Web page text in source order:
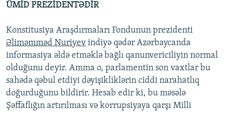
ÜMİD PREZİDENTƏDİR
Konstitusiya Araşdırmaları Fondunun prezidenti
Əliməmməd Nuriyev indiyə qədər Azərbaycanda
informasiya əldə etməklə bağlı qanunvericiliyin normal
olduğunu deyir. Amma o, parlamentin son vaxtlar bu
sahədə qəbul etdiyi dəyişikliklərin ciddi narahatlıq
doğurduğunu bildirir. Hesab edir ki, bu məsələ
Şəffaflığın artırılması və korrupsiyaya qarşı Milli